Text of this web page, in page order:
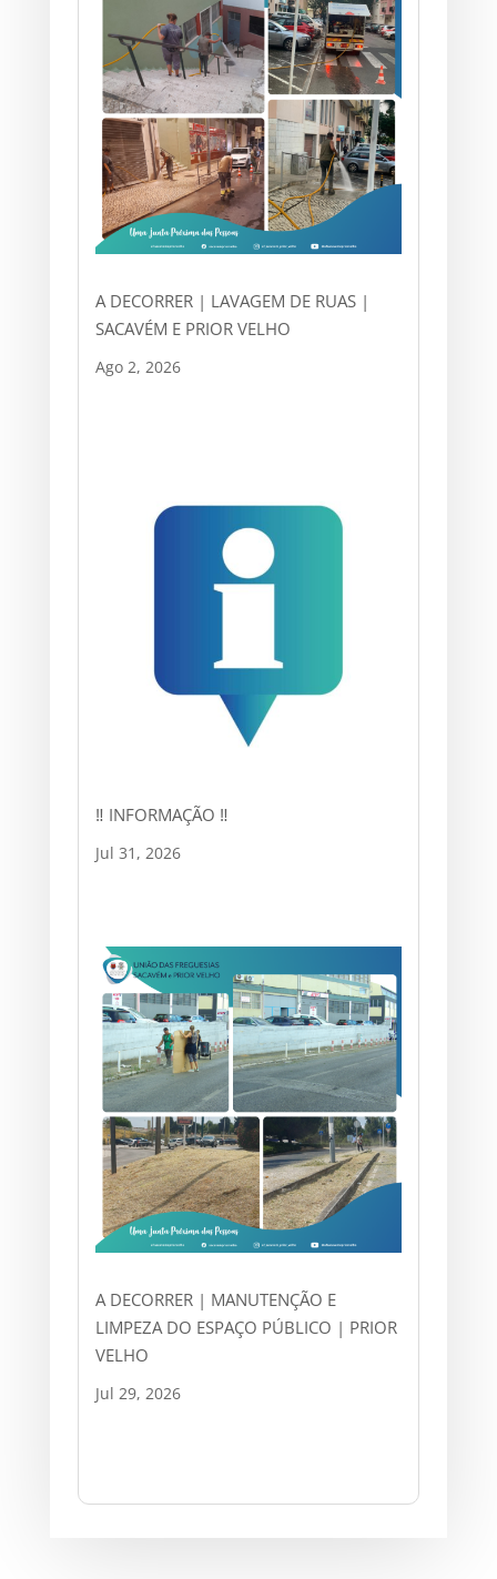
A DECORRER | LAVAGEM DE RUAS |
SACAVÉM E PRIOR VELHO
Ago 2, 2026
‼ INFORMAÇÃO ‼
Jul 31, 2026
A DECORRER | MANUTENÇÃO E
LIMPEZA DO ESPAÇO PÚBLICO | PRIOR
VELHO
Jul 29, 2026